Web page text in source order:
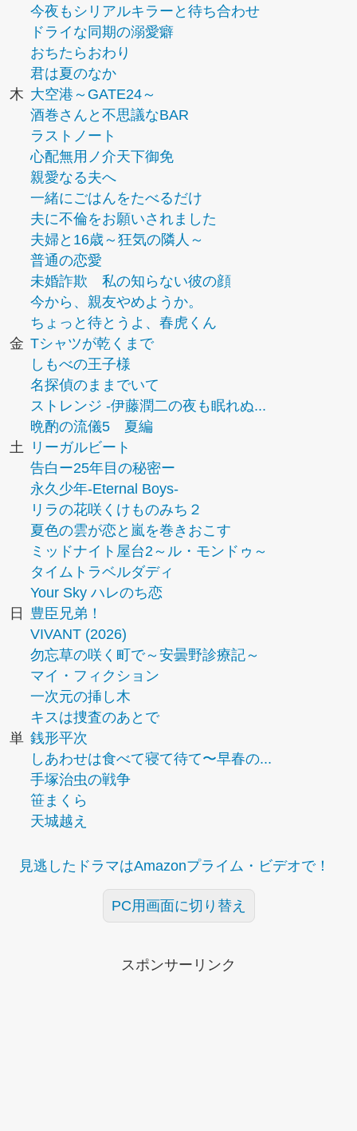
今夜もシリアルキラーと待ち合わせ
ドライな同期の溺愛癖
おちたらおわり
君は夏のなか
木 大空港～GATE24～
酒巻さんと不思議なBAR
ラストノート
心配無用ノ介天下御免
親愛なる夫へ
一緒にごはんをたべるだけ
夫に不倫をお願いされました
夫婦と16歳～狂気の隣人～
普通の恋愛
未婚詐欺 私の知らない彼の顔
今から、親友やめようか。
ちょっと待とうよ、春虎くん
金 Tシャツが乾くまで
しもべの王子様
名探偵のままでいて
ストレンジ -伊藤潤二の夜も眠れぬ...
晩酌の流儀5 夏編
土
リーガルビート
告白ー25年目の秘密ー
永久少年-Eternal Boys-
リラの花咲くけものみち２
夏色の雲が恋と嵐を巻きおこす
ミッドナイト屋台2～ル・モンドゥ～
タイムトラベルダディ
Your Sky ハレのち恋
日
豊臣兄弟！
VIVANT (2026)
勿忘草の咲く町で～安曇野診療記～
マイ・フィクション
一次元の挿し木
キスは捜査のあとで
単 銭形平次
しあわせは食べて寝て待て〜早春の...
手塚治虫の戦争
笹まくら
天城越え
見逃したドラマはAmazonプライム・ビデオで！
PC用画面に切り替え
スポンサーリンク